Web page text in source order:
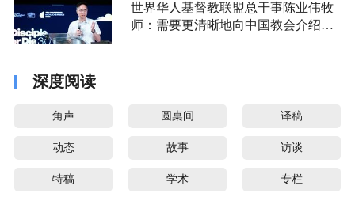
世界华人基督教联盟总干事陈业伟牧
师：需要更清晰地向中国教会介绍福
深度阅读
角声 圆桌间 译稿
动态 故事 访谈
特稿 学术 专栏